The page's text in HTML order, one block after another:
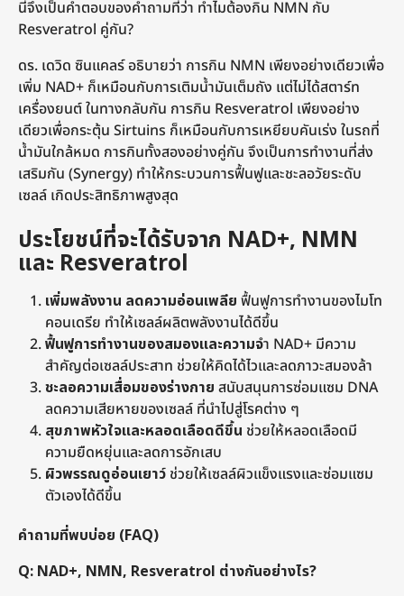
นี่จึงเป็นคำตอบของคำถามที่ว่า ทำไมต้องกิน NMN กับ
Resveratrol คู่กัน?
ดร. เดวิด ซินแคลร์ อธิบายว่า การกิน NMN เพียงอย่างเดียวเพื่อ
เพิ่ม NAD+ ก็เหมือนกับการเติมน้ำมันเต็มถัง แต่ไม่ได้สตาร์ท
เครื่องยนต์ ในทางกลับกัน การกิน Resveratrol เพียงอย่าง
เดียวเพื่อกระตุ้น Sirtuins ก็เหมือนกับการเหยียบคันเร่ง ในรถที่
น้ำมันใกล้หมด การกินทั้งสองอย่างคู่กัน จึงเป็นการทำงานที่ส่ง
เสริมกัน (Synergy) ทำให้กระบวนการฟื้นฟูและชะลอวัยระดับ
เซลล์ เกิดประสิทธิภาพสูงสุด
ประโยชน์ที่จะได้รับจาก NAD+, NMN
และ Resveratrol
เพิ่มพลังงาน ลดความอ่อนเพลีย ฟื้นฟูการทำงานของไมโท
คอนเดรีย ทำให้เซลล์ผลิตพลังงานได้ดีขึ้น
ฟื้นฟูการทำงานของสมองและความจำ NAD+ มีความ
สำคัญต่อเซลล์ประสาท ช่วยให้คิดได้ไวและลดภาวะสมองล้า
ชะลอความเสื่อมของร่างกาย สนับสนุนการซ่อมแซม DNA
ลดความเสียหายของเซลล์ ที่นำไปสู่โรคต่าง ๆ
สุขภาพหัวใจและหลอดเลือดดีขึ้น ช่วยให้หลอดเลือดมี
ความยืดหยุ่นและลดการอักเสบ
ผิวพรรณดูอ่อนเยาว ์ ช่วยให้เซลล์ผิวแข็งแรงและซ่อมแซม
ตัวเองได้ดีขึ้น
คำถามที่พบบ่อย (FAQ)
Q: NAD+, NMN, Resveratrol ต่างกันอย่างไร?